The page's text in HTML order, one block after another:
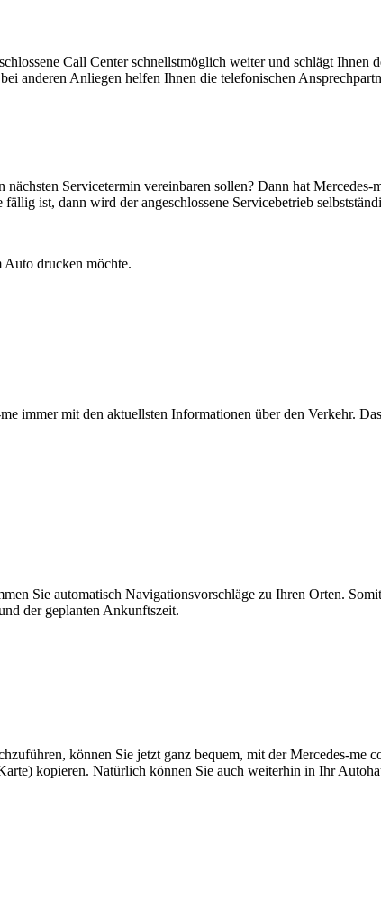
Call Center schnellstmöglich weiter und schlägt Ihnen
anderen Anliegen helfen Ihnen die telefonischen
Servicetermin vereinbaren sollen? Dann hat
ist, dann wird der angeschlossene Servicebetrieb
immer mit den aktuellsten Informationen über den Verkehr.
Sie automatisch Navigationsvorschläge zu Ihren Orten.
der geplanten Ankunftszeit.
können Sie jetzt ganz bequem, mit der Mercedes-me
kopieren. Natürlich können Sie auch weiterhin in Ihr